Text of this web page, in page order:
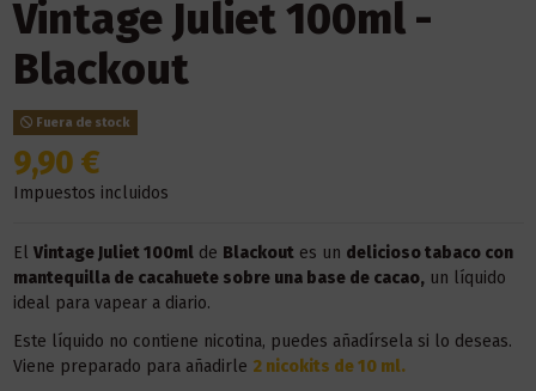
Vintage Juliet 100ml -
Blackout
Fuera de stock
9,90 €
Impuestos incluidos
El Vintage Juliet 100mlde Blackoutes un delicioso tabaco con
mantequilla de cacahuete sobre una base de cacao,un líquido
ideal para vapear a diario.
Este líquido no contiene nicotina, puedes añadírsela si lo deseas.
Viene preparado para añadirle 2 nicokits de 10 ml.